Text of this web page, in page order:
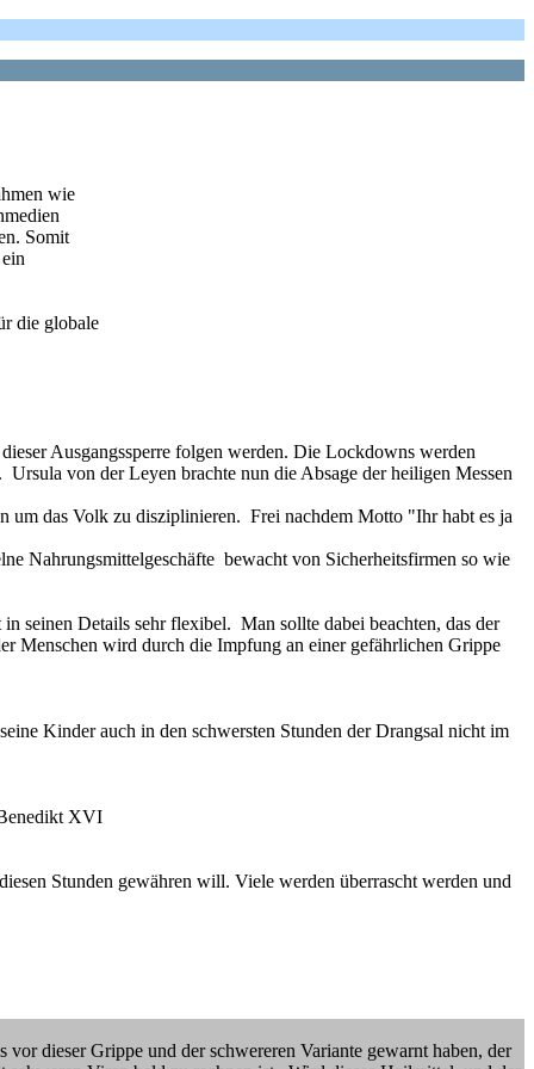
wie
Somit
die globale
Ausgangssperre folgen werden. Die Lockdowns werden
von der Leyen brachte nun die Absage der heiligen Messen
um das Volk zu disziplinieren. Frei nachdem Motto "Ihr habt es ja
Nahrungsmittelgeschäfte bewacht von Sicherheitsfirmen so wie
seinen Details sehr flexibel. Man sollte dabei beachten, das der
Menschen wird durch die Impfung an einer gefährlichen Grippe
Kinder auch in den schwersten Stunden der Drangsal nicht im
XVI
Stunden gewähren will. Viele werden überrascht werden und
dieser Grippe und der schwereren Variante gewarnt haben, der